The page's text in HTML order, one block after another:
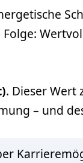
. Dieser Wert
– und